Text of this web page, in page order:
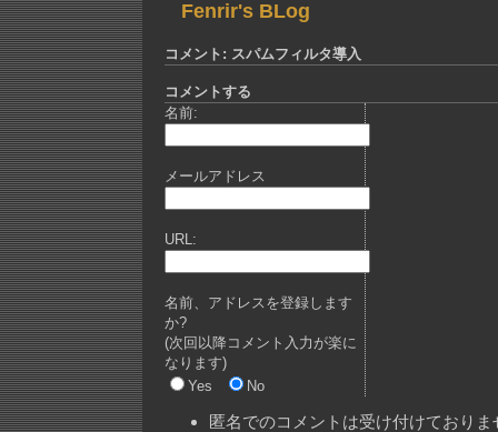
Fenrir's BLog
コメント: スパムフィルタ導入
コメントする
名前:
メールアドレス
URL:
名前、アドレスを登録します
か?
(次回以降コメント入力が楽に
なります)
Yes
No
匿名でのコメントは受け付けておりま